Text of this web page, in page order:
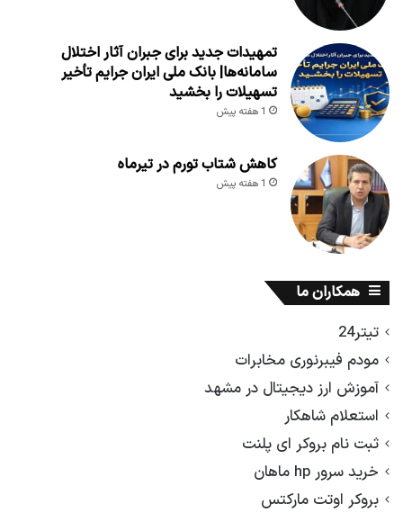
تمهیدات جدید برای جبران آثار اختلال
سامانه‌ها| بانک ملی ایران جرایم تأخیر
تسهیلات را بخشید
1 هفته پیش
کاهش شتاب تورم در تیرماه
1 هفته پیش
همکاران ما
تیتر24
مودم فیبرنوری مخابرات
آموزش ارز دیجیتال در مشهد
استعلام شاهکار
ثبت نام بروکر ای پلنت
خرید سرور hp ماهان
بروکر اوتت مارکتس